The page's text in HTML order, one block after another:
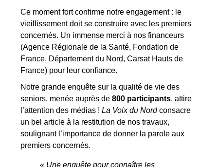
Ce moment fort confirme notre engagement : le
vieillissement doit se construire avec les premiers
concernés. Un immense merci à nos financeurs
(Agence Régionale de la Santé, Fondation de
France, Département du Nord, Carsat Hauts de
France) pour leur confiance.
Notre grande enquête sur la qualité de vie des
seniors, menée auprès de 800 participants, attire
l’attention des médias ! La Voix du Nordconsacre
un bel article à la restitution de nos travaux,
soulignant l’importance de donner la parole aux
premiers concernés.
« Une enquête pour connaître les